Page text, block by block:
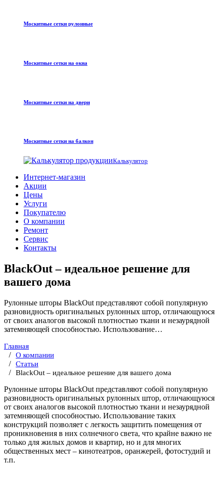
Москитные сетки рулонные
Москитные сетки на окна
Москитные сетки на двери
Москитные сетки на балкон
Калькулятор
Интернет-магазин
Акции
Цены
Услуги
Покупателю
О компании
Ремонт
Сервис
Контакты
BlackOut – идеальное решение для
вашего дома
Рулонные шторы BlackOut представляют собой популярную
разновидность оригинальных рулонных штор, отличающуюся
от своих аналогов высокой плотностью ткани и незаурядной
затемняющей способностью. Использование…
Главная
О компании
Статьи
BlackOut – идеальное решение для вашего дома
Рулонные шторы BlackOut представляют собой популярную
разновидность оригинальных рулонных штор, отличающуюся
от своих аналогов высокой плотностью ткани и незаурядной
затемняющей способностью. Использование таких
конструкций позволяет с легкость защитить помещения от
проникновения в них солнечного света, что крайне важно не
только для жилых домов и квартир, но и для многих
общественных мест – кинотеатров, оранжерей, фотостудий и
т.п.